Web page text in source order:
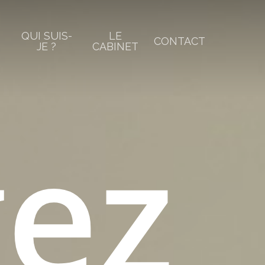
QUI SUIS-
JE ?
LE
CABINET
CONTACT